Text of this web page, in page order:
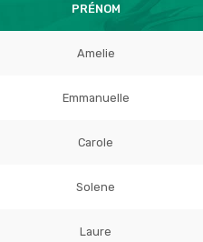
PRÉNOM
Amelie
Emmanuelle
Carole
Solene
Laure